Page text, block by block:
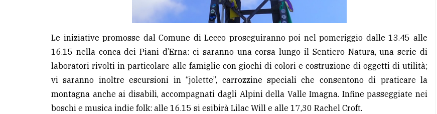
Le iniziative promosse dal Comune di Lecco proseguiranno poi nel pomeriggio dalle 13.45 alle
16.15 nella conca dei Piani d’Erna: ci saranno una corsa lungo il Sentiero Natura, una serie di
laboratori rivolti in particolare alle famiglie con giochi di colori e costruzione di oggetti di utilità;
vi saranno inoltre escursioni in “jolette”, carrozzine speciali che consentono di praticare la
montagna anche ai disabili, accompagnati dagli Alpini della Valle Imagna. Infine passeggiate nei
boschi e musica indie folk: alle 16.15 si esibirà Lilac Will e alle 17,30 Rachel Croft.